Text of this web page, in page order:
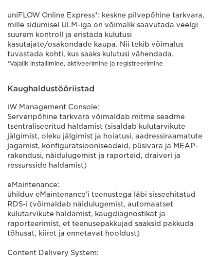
uniFLOW Online Express*: keskne pilvepõhine tarkvara,
mille sidumisel ULM-iga on võimalik saavutada veelgi
suurem kontroll ja eristada kulutusi
kasutajate/osakondade kaupa. Nii tekib võimalus
tuvastada kohti, kus saaks kulutusi vähendada.
*Vajalik installimine, aktiveerimine ja registreerimine
Kaughaldustööriistad
iW Management Console:
Serveripõhine tarkvara võimaldab mitme seadme
tsentraliseeritud haldamist (sisaldab kulutarvikute
jälgimist, oleku jälgimist ja hoiatusi, aadressiraamatute
jagamist, konfiguratsiooniseadeid, püsivara ja MEAP-
rakendusi, näidulugemist ja raporteid, draiveri ja
ressursside haldamist)
eMaintenance:
ühilduv eMaintenance'i teenustega läbi sisseehitatud
RDS-i (võimaldab näidulugemist, automaatset
kulutarvikute haldamist, kaugdiagnostikat ja
raporteerimist, et teenusepakkujad saaksid pakkuda
tõhusat, kiiret ja ennetavat hooldust)
Content Delivery System: